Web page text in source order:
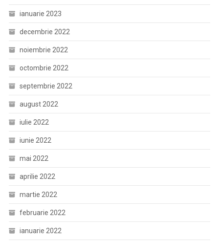
ianuarie 2023
decembrie 2022
noiembrie 2022
octombrie 2022
septembrie 2022
august 2022
iulie 2022
iunie 2022
mai 2022
aprilie 2022
martie 2022
februarie 2022
ianuarie 2022